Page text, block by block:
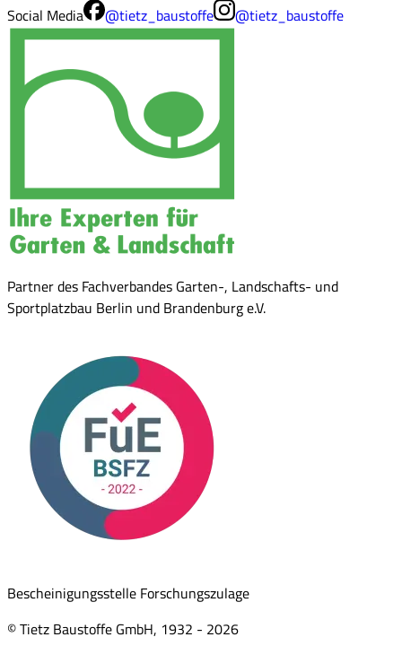
Social Media
@tietz_baustoffe @tietz_baustoffe
Partner des Fachverbandes Garten-, Landschafts- und
Sportplatzbau Berlin und Brandenburg e.V.
Bescheinigungsstelle Forschungszulage
© Tietz Baustoffe GmbH, 1932 - 2026